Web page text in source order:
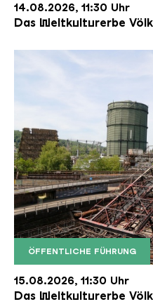
14.08.2026, 11:30 Uhr
Das Weltkulturerbe
ÖFFENTLICHE FÜHRUNG
Der Erzschrägaufzug
Copyright:
15.08.2026, 11:30 Uhr
Das Weltkulturerbe